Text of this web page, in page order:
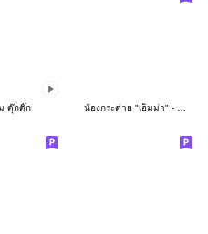
ดุ๊กดิ๊ก น้องกระต่าย "เอ็มม่า" - คำจิกกัด